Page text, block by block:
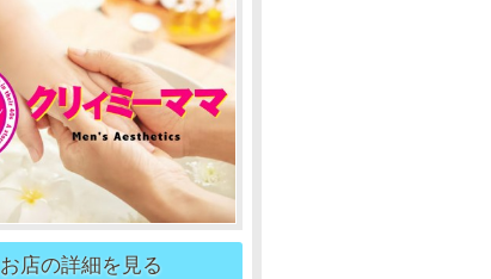
お店の詳細を見る